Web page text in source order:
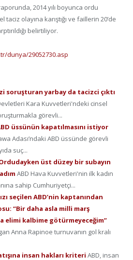
2014 yılı boyunca ordu
taciz olayına karıştığı ve faillerin 20’de
belirtiliyor.
dunya/29052730.asp
soruşturan yarbay da tacizci çıktı
Kara Kuvvetleri'ndeki cinsel
görevli...
üssünün kapatılmasını istiyor
Adası’ndaki ABD üssünde görevli
suç...
üst düzey bir subayın
ABD Hava Kuvvetleri'nin ilk kadın
sahip Cumhuriyetçi...
seçilen ABD’nin kaptanından
“Bir daha asla milli marş
elimi kalbime götürmeyeceğim”
Anna Rapinoe turnuvanın gol kralı
insan hakları kriteri ABD, insan